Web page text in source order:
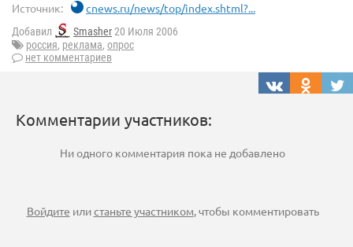
Источник: cnews.ru/news/top/index.shtml?...
Добавил Smasher20 Июля 2006
россия, реклама, опрос
нет комментариев
Комментарии участников:
Ни одного комментария пока не добавлено
Войдите илистаньте участником, чтобы комментировать